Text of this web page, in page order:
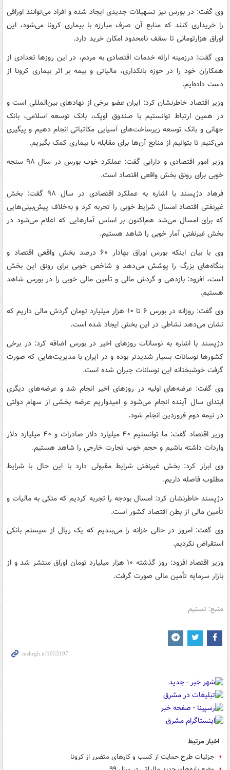
وی گفت: در بورس نیز تسهیلات جدیدی ایجاد شده و افراد می‌توانند اوراقی
را خریداری کنند که منابع آن صرف مبارزه با بیماری کرونا می‌شود، این
اوراق هزارتومانی تا سقف نامحدود امکان خرید دارد.
وی گفت: درزمینه ارائه خدمات اقتصادی به مردم، در این روزها تعدادی از
همکاران خود را در حوزه بانکداری، مالیاتی و بیمه بر اثر بیماری کرونا از
دست داده‌ایم.
وزیر اقتصاد خاطرنشان کرد: ایران عضو برخی از نهادهای بین‌المللی است و
در همین ارتباط توانستیم با صندوق اوپک، بانک توسعه اسلامی، بانک
جهانی و بانک توسعه زیرساخت‌های آسیایی مکاتباتی انجام دهیم و پیگیری
می‌کنیم تا بتوانیم از منابع آن‌ها برای مقابله با بیماری کمک بگیریم.
وزیر امور اقتصادی و دارایی گفت: عملکرد خوب بورس در سال ۹۸ سنجه
خوبی برای رونق بخش واقعی اقتصاد است.
فرهاد دژپسند با اشاره به عملکرد اقتصادی در سال ۹۸ گفت: بخش
غیرنفتی اقتصاد امسال شرایط خوبی را تجربه کرد و به‌خلاف پیش‌بینی‌هایی
که برای امسال می‌شد هم‌اکنون بر اساس آمارهایی که اعلام می‌شود در
بخش غیرنفتی آمار خوبی را شاهد هستیم.
وی با بیان اینکه بورس اوراق بهادار ۶۰ درصد بخش واقعی اقتصاد و
بنگاه‌های بزرگ را پوشش می‌دهد و شاخص خوبی برای رونق این بخش
است، افزود:​ بازدهی و گردش مالی و تأمین مالی خوبی را در بورس شاهد
هستیم.
وی گفت: روزانه در بورس ۶ تا ۱۰ هزار میلیارد تومان گردش مالی داریم که
نشان می‌دهد نشاطی در این بخش ایجاد شده است.
دژپسند با اشاره به نوسانات روزهای اخیر در بورس اضافه کرد: در برخی
کشورها نوسانات بسیار شدیدتر بوده و در ایران با مدیریت‌هایی که صورت
گرفت خوشبختانه این نوسانات جبران شده است.
وی گفت: عرضه‌های اولیه در روزهای اخیر انجام شد و عرضه‌های دیگری
ابتدای سال آینده انجام می‌شود و امیدواریم عرضه بخشی از سهام دولتی
در نیمه دوم فروردین انجام شود.
وزیر اقتصاد گفت:​ ما توانستیم ۴۰ میلیارد دلار صادرات و ۴۰ میلیارد دلار
واردات داشته باشیم و حجم خوب تجارت خارجی را شاهد هستیم.
وی ابراز کرد: بخش غیرنفتی شرایط مقبولی دارد با این حال با شرایط
مطلوب فاصله داریم.
دژپسند خاطرنشان کرد: امسال بودجه را تجربه کردیم که متکی به مالیات و
تأمین مالی از بطن اقتصاد کشور است.
وی گفت: امروز در حالی خزانه را می‌بندیم که یک ریال از سیستم بانکی
استقراض نکردیم.
وزیر اقتصاد افزود: روز گذشته ۱۰ هزار میلیارد تومان اوراق منتشر شد و از
بازار سرمایه تأمین مالی صورت گرفت.
منبع: تسنیم
اخبار مرتبط
جزئیات طرح حمایت از کسب و کارهای متضرر از کرونا